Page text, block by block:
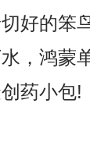
好的笨
，鸿蒙
药小包!